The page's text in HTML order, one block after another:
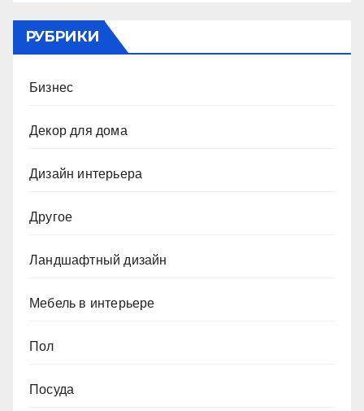
РУБРИКИ
Бизнес
Декор для дома
Дизайн интерьера
Другое
Ландшафтный дизайн
Мебель в интерьере
Пол
Посуда